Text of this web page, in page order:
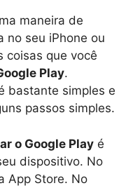
maneira de
no seu iPhone ou
coisas que você
Play.
bastante simples e
passos simples.
o Google Play é
dispositivo. No
App Store. No